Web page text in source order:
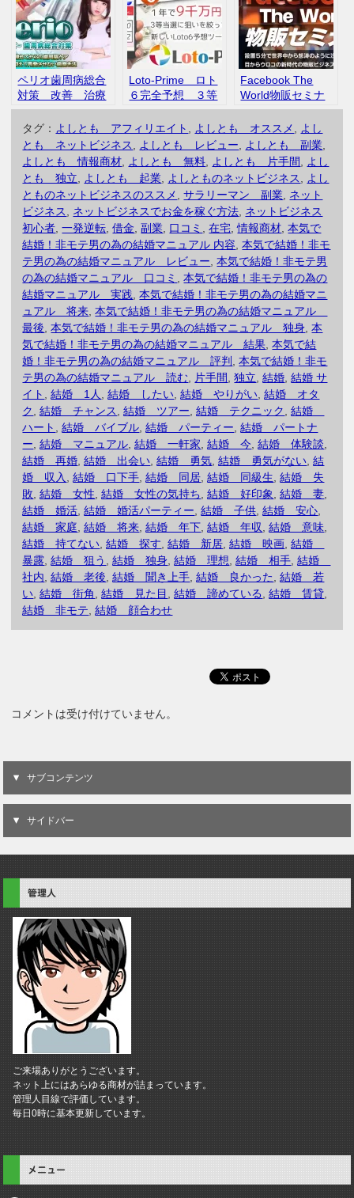
コミ
ペリオ歯周病総合
対策 改善 治療
法 原因
Loto-Prime ロト
６完全予想 ３等
当選を目指せ 評
判 口コミ
Facebook The
World物販セミナ
ー 宮内としひ
で 評判 口コミ
タグ： よしとも アフィリエイト よしとも オススメ
よし
とも ネットビジネス
よしとも レビュー よしとも 副業
よしとも 情報商材
よしとも 無料 よしとも 片手間
よし
とも 独立
よしとも 起業 よしとものネットビジネス
よし
とものネットビジネスのススメ
,サラリーマン 副業 ネット
ビジネス
ネットビジネスでお金を稼ぐ方法 ネットビジネス
初心者 ,一発逆転 ,借金 ,副業 口コミ ,在宅 ,情報商材 ,本気で
結婚！非モテ男の為の結婚マニュアル 内容 ,本気で結婚！非モ
テ男の為の結婚マニュアル レビュー ,本気で結婚！非モテ男
の為の結婚マニュアル 口コミ
,本気で結婚！非モテ男の為の
結婚マニュアル 実践 ,本気で結婚！非モテ男の為の結婚マニ
ュアル 将来 ,本気で結婚！非モテ男の為の結婚マニュアル
最後 ,本気で結婚！非モテ男の為の結婚マニュアル 独身 ,本
気で結婚！非モテ男の為の結婚マニュアル 結果 ,本気で結
婚！非モテ男の為の結婚マニュアル 評判 ,本気で結婚！非モ
テ男の為の結婚マニュアル 読む
片手間 ,独立 ,結婚 ,結婚 サ
イト
,結婚 1人 ,結婚 したい ,結婚 やりがい ,結婚 オタ
ク
,結婚 チャンス ,結婚 ツアー ,結婚 テクニック ,結婚
ハート
,結婚 バイブル ,結婚 パーティー ,結婚 パートナ
ー ,結婚 マニュアル ,結婚 一軒家 ,結婚 今 ,結婚 体験談
結婚 再婚 ,結婚 出会い ,結婚 勇気 ,結婚 勇気がない ,結
婚 収入
,結婚 口下手 ,結婚 同居 ,結婚 同級生 ,結婚 失
敗 ,結婚 女性 ,結婚 女性の気持ち ,結婚 好印象 ,結婚 妻
結婚 婚活 ,結婚 婚活パーティー ,結婚 子供 ,結婚 安心
結婚 家庭 ,結婚 将来 ,結婚 年下 ,結婚 年収 ,結婚 意味
結婚 持てない ,結婚 探す ,結婚 新居 ,結婚 映画 ,結婚
暴露 ,結婚 狙う ,結婚 独身 ,結婚 理想 ,結婚 相手 ,結婚
社内 ,結婚 老後 ,結婚 聞き上手 ,結婚 良かった ,結婚 若
い ,結婚 街角 ,結婚 見た目 ,結婚 諦めている ,結婚 賃貸
結婚 非モテ ,結婚 顔合わせ
コメントは受け付けていません。
サブコンテンツ
サイドバー
管理人
ご来場ありがとうございます。
ネット上にはあらゆる商材が詰まっています。
管理人目線で評価しています。
毎日0時に基本更新しています。
メニュー